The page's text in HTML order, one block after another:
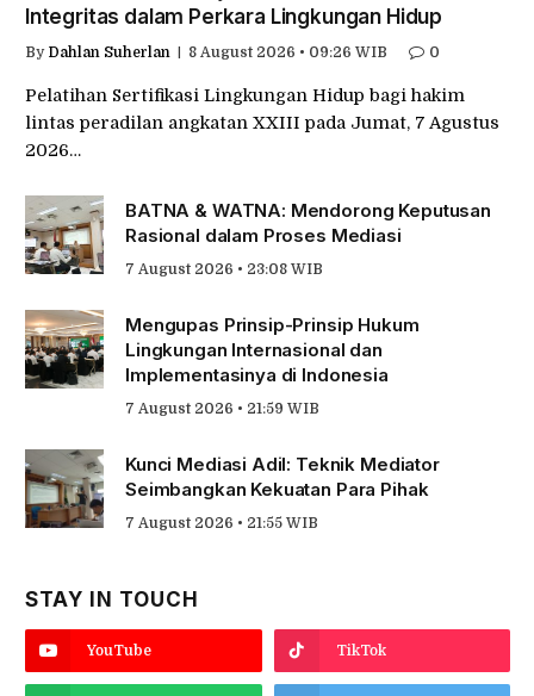
Integritas dalam Perkara Lingkungan Hidup
By Dahlan Suherlan 8 August 2026 • 09:26 WIB 0
Pelatihan Sertifikasi Lingkungan Hidup bagi hakim
lintas peradilan angkatan XXIII pada Jumat, 7 Agustus
2026…
BATNA & WATNA: Mendorong Keputusan
Rasional dalam Proses Mediasi
7 August 2026 • 23:08 WIB
Mengupas Prinsip-Prinsip Hukum
Lingkungan Internasional dan
Implementasinya di Indonesia
7 August 2026 • 21:59 WIB
Kunci Mediasi Adil: Teknik Mediator
Seimbangkan Kekuatan Para Pihak
7 August 2026 • 21:55 WIB
STAY IN TOUCH
YouTube TikTok